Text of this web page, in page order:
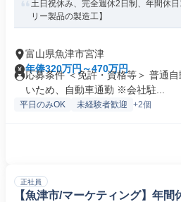
土日祝休み、完全週休2日制、年間休
リー製品の製造工】
富山県魚津市宮津
年俸320万円～470万円
応募条件 ＜免許・資格等＞ 普通
いため、自動車通勤 ※会社駐...
平日のみOK 未経験者歓迎 +2個
正社員
【魚津市/マーケティング】年